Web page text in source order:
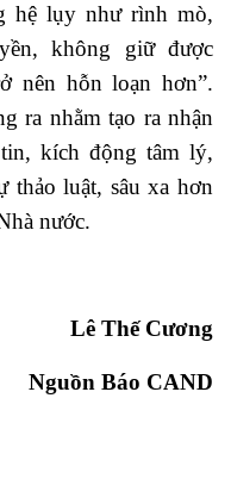
hệ lụy như rình mò,
không giữ được
nên hỗn loạn hơn”.
ra nhằm tạo ra nhận
kích động tâm lý,
thảo luật, sâu xa hơn
nước.
Lê Thế Cương
Nguồn Báo CAND